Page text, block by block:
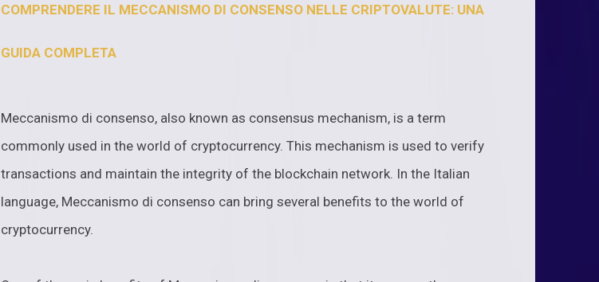
COMPRENDERE IL MECCANISMO DI CONSENSO NELLE CRIPTOVALUTE: UNA
GUIDA COMPLETA
Meccanismo di consenso, also known as consensus mechanism, is a term
commonly used in the world of cryptocurrency. This mechanism is used to verify
transactions and maintain the integrity of the blockchain network. In the Italian
language, Meccanismo di consenso can bring several benefits to the world of
cryptocurrency.